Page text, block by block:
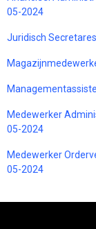
05-2024
Juridisch
Medewerker
05-2024
Medewerker
05-2024